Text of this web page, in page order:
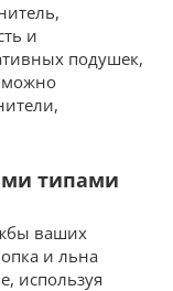
и
подушек,
можно
типами
ваших
и льна
используя